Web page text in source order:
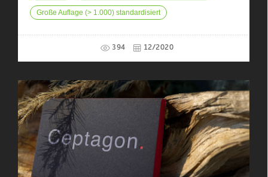
Große Auflage (> 1.000) standardisiert
394 12/2020